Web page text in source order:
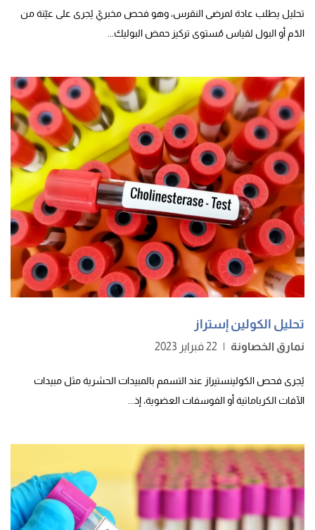
تحليل يطلب عادة لمرضى النقرس، وهو فحص مخبريّ يُجرى على عيّنة من
الدّم أو البول لقياس مُستوى تركيز حمض البوليك...
تحليل الكولين إستراز
نمارق الخصاونة | 22 فبراير 2023
يُجرى فحص الكولينستيراز عند التسمم بالمبيدات الحشرية مثل مبيدات
الآفات الكرباماتية أو الفوسفات العضوية، إذ...